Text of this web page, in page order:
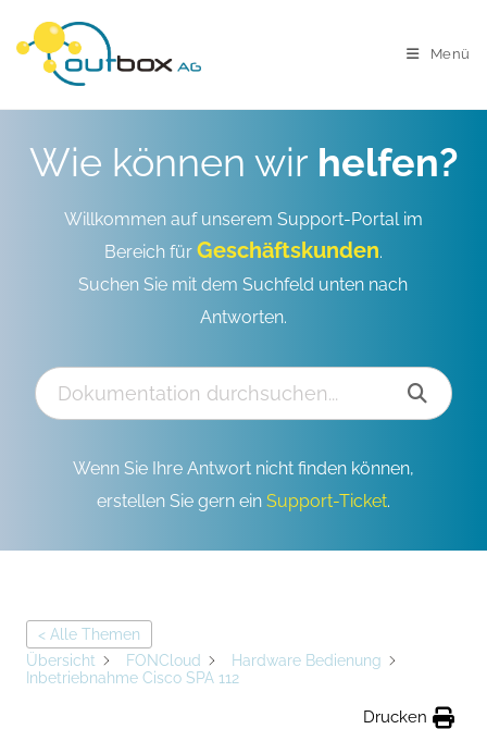
Menü
Wie können wir helfen?
Willkommen auf unserem Support-Portal im
Bereich für Geschäftskunden.
Suchen Sie mit dem Suchfeld unten nach
Antworten.
Wenn Sie Ihre Antwort nicht finden können,
erstellen Sie gern ein Support-Ticket.
< Alle Themen
Übersicht
FONCloud
Hardware Bedienung
Inbetriebnahme Cisco SPA 112
Drucken